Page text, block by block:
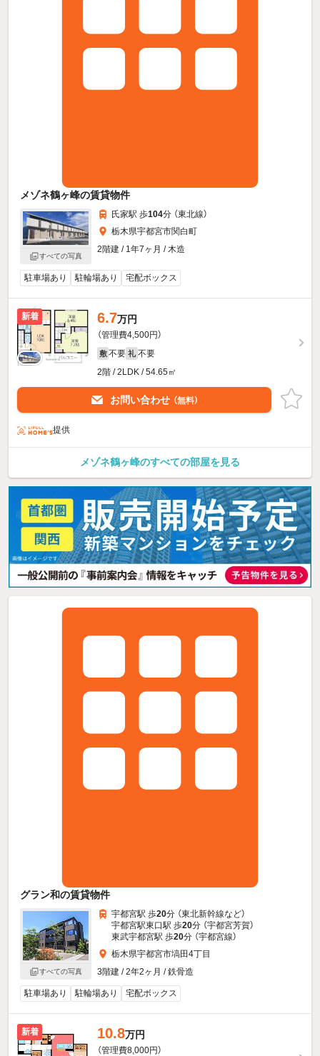
メゾネ鶴ヶ峰の賃貸物件
すべての写真
氏家駅 歩104分 （東北線）
栃木県宇都宮市関白町
2階建 / 1年7ヶ月 / 木造
駐車場あり 駐輪場あり 宅配ボックス
新着 6.7万円
（管理費4,500円）
敷 不要 礼 不要
2階 / 2LDK / 54.65㎡
お問い合わせ （無料）
提供
メゾネ鶴ヶ峰のすべての部屋を見る
グラン和の賃貸物件
すべての写真
宇都宮駅 歩20分 （東北新幹線など）
宇都宮駅東口駅 歩20分 （宇都宮芳賀）
東武宇都宮駅 歩20分 （宇都宮線）
栃木県宇都宮市塙田4丁目
3階建 / 2年2ヶ月 / 鉄骨造
駐車場あり 駐輪場あり 宅配ボックス
新着 10.8万円
（管理費8,000円）